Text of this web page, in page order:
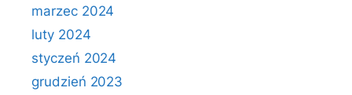
marzec 2024
luty 2024
styczeń 2024
grudzień 2023